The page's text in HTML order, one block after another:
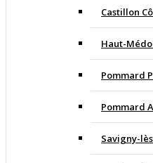
Castillon
Haut-
Pommard
Pommard
Savigny-